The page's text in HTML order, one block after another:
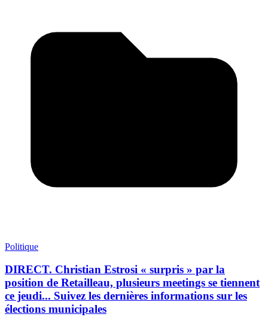
Politique
DIRECT. Christian Estrosi « surpris » par la
position de Retailleau, plusieurs meetings se tiennent
ce jeudi... Suivez les dernières informations sur les
élections municipales